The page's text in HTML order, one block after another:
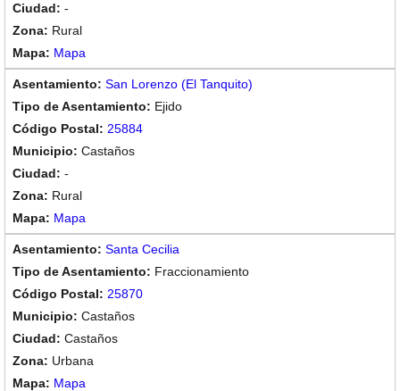
-
Rural
Mapa
San Lorenzo (El Tanquito)
Ejido
25884
Castaños
-
Rural
Mapa
Santa Cecilia
Fraccionamiento
25870
Castaños
Castaños
Urbana
Mapa